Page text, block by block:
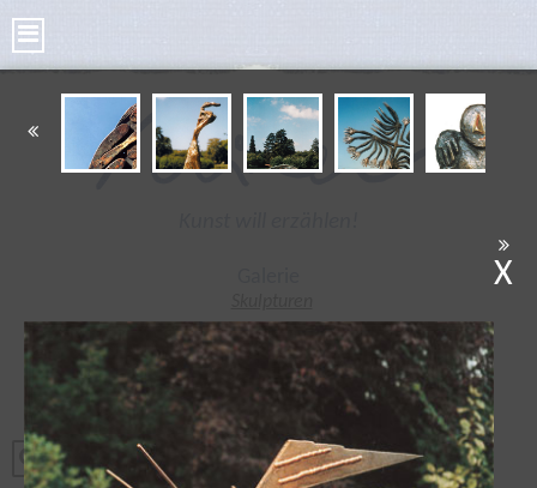
Bilder
Kleine Skulpturen
Bronze Taler
Poesie Taler
Tonplastiken
Radierungen
X